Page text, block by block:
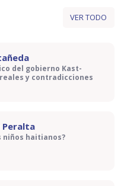
VER TODO
del gobierno Kast-
y contradicciones
niños haitianos?